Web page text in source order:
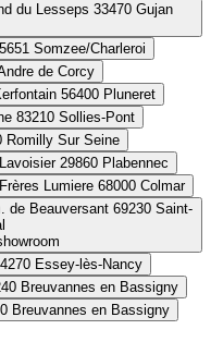
33470 Gujan
Route de Couvin 82 5651 Somzee/Charleroi
1390 Saint Andre de Corcy
5 Rue Loic Caraced ZC Kerfontain 56400 Pluneret
130 Avenue de l'Arlesienne 83210 Sollies-Pont
34 Rue Gambetta 10100 Romilly Sur Seine
Rue Antoine Lavoisier 29860 Plabennec
15 Rue des Frères Lumiere 68000 Colmar
69230 Saint-
Rue Catherine Sauvage 54270 Essey-lès-Nancy
12 rue du Pont 52240 Breuvannes en Bassigny
12 Rue du Pont 52240 Breuvannes en Bassigny